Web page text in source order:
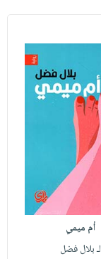
أم ميمي
لـ بلال فضل